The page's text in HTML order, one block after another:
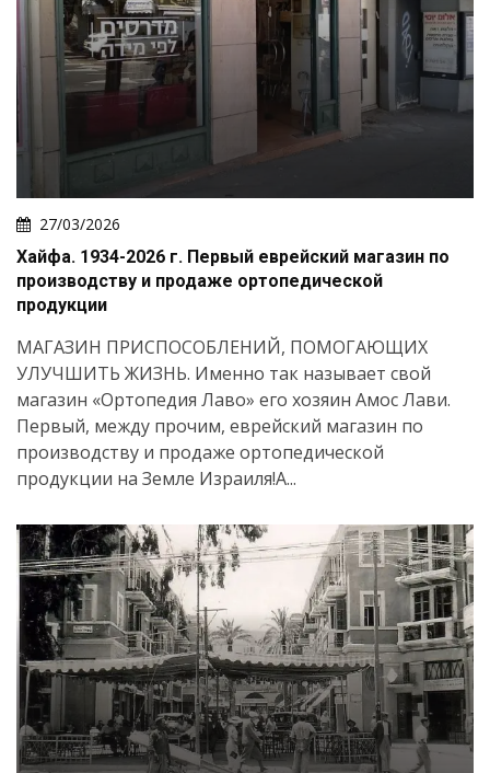
27/03/2026
Хайфа. 1934-2026 г. Первый еврейский магазин по
производству и продаже ортопедической
продукции
МАГАЗИН ПРИСПОСОБЛЕНИЙ, ПОМОГАЮЩИХ
УЛУЧШИТЬ ЖИЗНЬ. Именно так называет свой
магазин «Ортопедия Лаво» его хозяин Амос Лави.
Первый, между прочим, еврейский магазин по
производству и продаже ортопедической
продукции на Земле Израиля!А...